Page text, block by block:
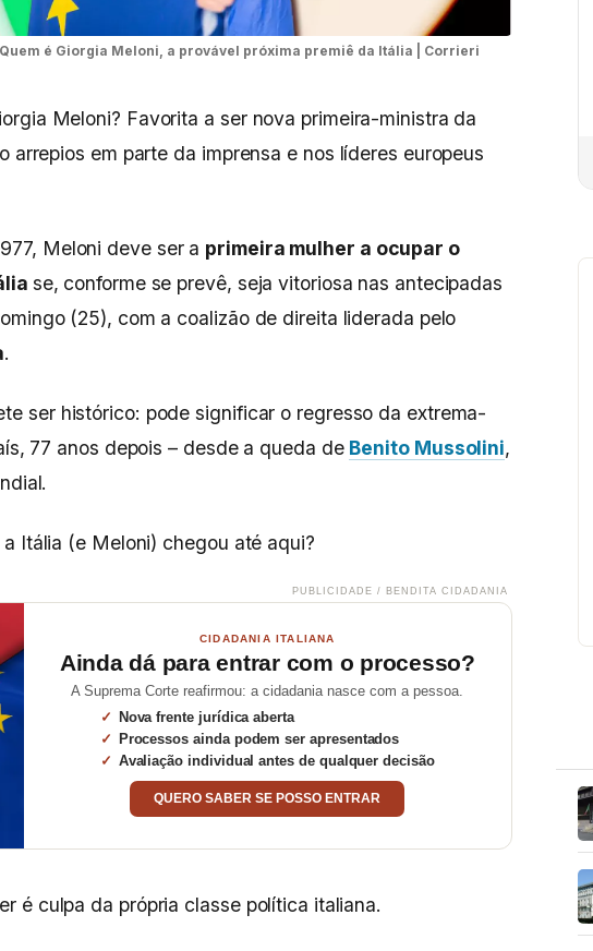
Quem é Giorgia Meloni, a provável próxima premiê da Itália | Corrieri
Meloni? Favorita a ser nova primeira-ministra da
arrepios em parte da imprensa e nos líderes europeus
Meloni deve ser a primeira mulher a ocupar o
se, conforme se prevê, seja vitoriosa nas antecipadas
(25), com a coalizão de direita liderada pelo
.
ser histórico: pode significar o regresso da extrema-
77 anos depois – desde a queda de Benito Mussolini,
Itália (e Meloni) chegou até aqui?
PUBLICIDADE / BENDITA CIDADANIA
CIDADANIA ITALIANA
Ainda dá para entrar com o processo?
A Suprema Corte reafirmou: a cidadania nasce com a pessoa.
Nova frente jurídica aberta
Processos ainda podem ser apresentados
Avaliação individual antes de qualquer decisão
QUERO SABER SE POSSO ENTRAR
é culpa da própria classe política italiana.